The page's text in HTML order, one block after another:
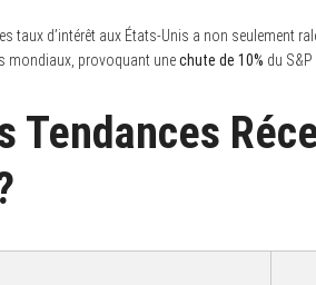
taux d’intérêt aux États-Unis a non seulement
mondiaux, provoquant unechute de 10% du
Tendances